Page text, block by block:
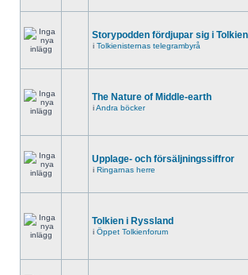
Storypodden fördjupar sig i
i Tolkienisternas telegrambyrå
The Nature of Middle-earth
iAndra böcker
Upplage- och försäljningssiffror
i Ringarnas herre
Tolkien i Ryssland
i Öppet Tolkienforum